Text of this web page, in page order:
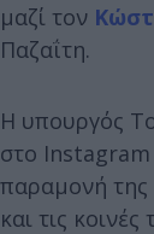
μαζί τον
Παζαΐτη.
Η υπουργός
στο
παραμονή
και τις